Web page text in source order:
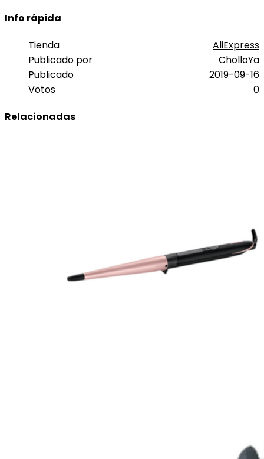
Info rápida
Tienda
AliExpress
Publicado por
CholloYa
Publicado
2019-09-16
Votos
0
Relacionadas